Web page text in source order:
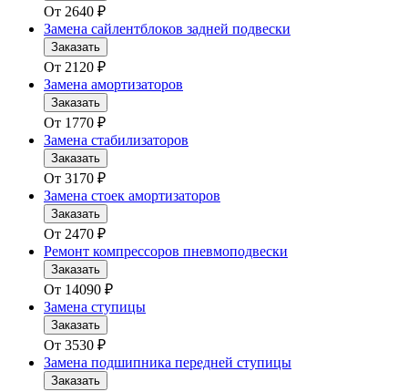
От 2640 ₽
Замена сайлентблоков задней подвески
Заказать
От 2120 ₽
Замена амортизаторов
Заказать
От 1770 ₽
Замена стабилизаторов
Заказать
От 3170 ₽
Замена стоек амортизаторов
Заказать
От 2470 ₽
Ремонт компрессоров пневмоподвески
Заказать
От 14090 ₽
Замена ступицы
Заказать
От 3530 ₽
Замена подшипника передней ступицы
Заказать